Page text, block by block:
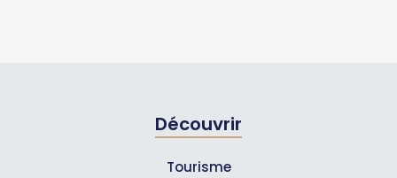
Découvrir
Tourisme